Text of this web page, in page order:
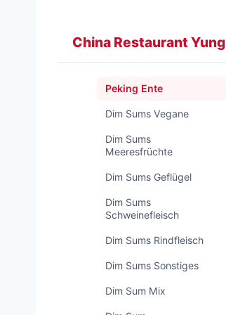
China Restaurant Yung
Peking Ente
Dim Sums Vegane
Dim Sums
Meeresfrüchte
Dim Sums Geflügel
Dim Sums
Schweinefleisch
Dim Sums Rindfleisch
Dim Sums Sonstiges
Dim Sum Mix